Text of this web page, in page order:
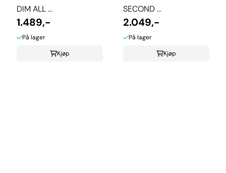
DIM ALL ...
1.489,-
På lager
Kjøp
SECOND ...
2.049,-
På lager
Kjøp